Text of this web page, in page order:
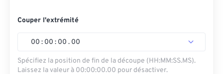
Couper l'extrémité
00 : 00 : 00 . 00
Spécifiez la position de fin de la découpe (HH:MM:SS.MS).
Laissez la valeur à 00:00:00.00 pour désactiver.